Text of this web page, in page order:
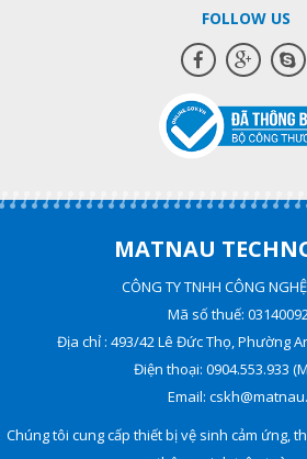
FOLLOW US
MATNAU
CÔNG TY TNHH CÔNG
Mã số thuế:
Địa chỉ : 493/42 Lê Đức Thọ, Phường
Điện thoại: 0904.553.933
Email:
Chúng tôi cung cấp thiết bị vệ sinh cảm ứng,